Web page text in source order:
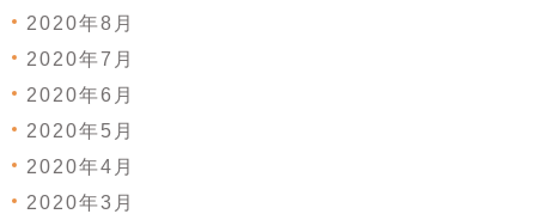
2020年8月
2020年7月
2020年6月
2020年5月
2020年4月
2020年3月